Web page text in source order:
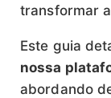
transformar
Este guia
nossa
abordando